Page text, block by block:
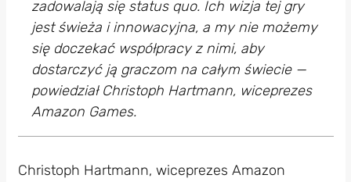
zadowalają się status quo. Ich wizja tej gry
jest świeża i innowacyjna, a my nie możemy
się doczekać współpracy z nimi, aby
dostarczyć ją graczom na całym świecie —
powiedział Christoph Hartmann, wiceprezes
Amazon Games.
Christoph Hartmann, wiceprezes Amazon